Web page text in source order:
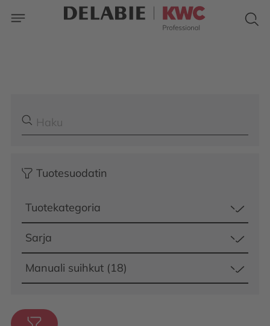
Tuotesuodatin
Tuotekategoria
Sarja
Manuali suihkut (18)